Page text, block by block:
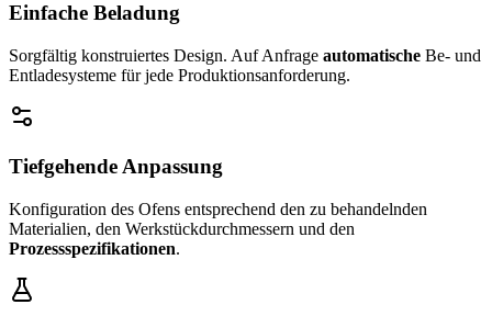
Einfache Beladung
Sorgfältig konstruiertes Design. Auf Anfrage automatische Be- und
Entladesysteme für jede Produktionsanforderung.
Tiefgehende Anpassung
Konfiguration des Ofens entsprechend den zu behandelnden
Materialien, den Werkstückdurchmessern und den
Prozessspezifikationen.